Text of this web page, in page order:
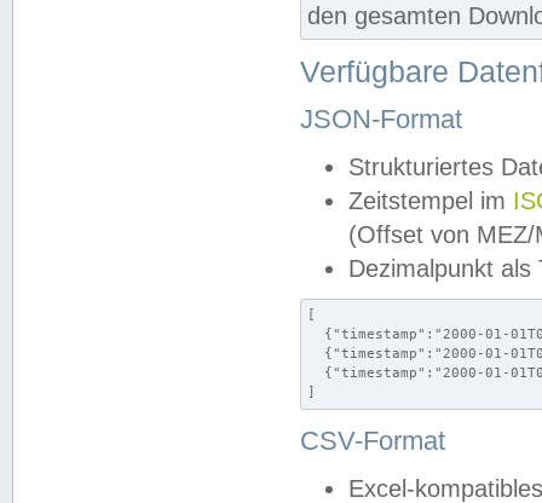
den gesamten
Verfügbare
JSON-Format
Strukturiertes
Zeitstempel im
(Offset von MEZ/
Dezimalpunkt als
[
{"timestamp":"2000-01-
{"timestamp":"2000-01-
{"timestamp":"2000-01-
]
CSV-Format
Excel-